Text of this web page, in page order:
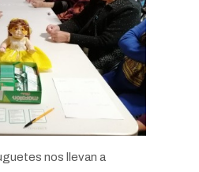
nos llevan a